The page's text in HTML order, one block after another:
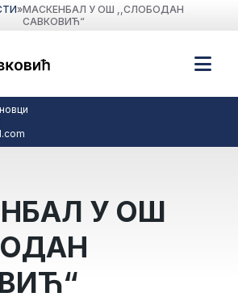
»МАСКЕНБАЛ У ОШ ,,СЛОБОДАН
САВКОВИЋ“
У ОШ